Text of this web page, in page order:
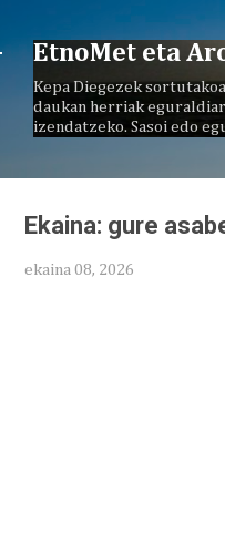
EtnoMet eta
Kepa Diegezek
daukan herriak
izendatzeko. Sasoi edo
Ekaina: gure
ekaina 08, 2026